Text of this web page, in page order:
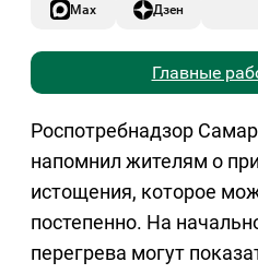
Max Дзен
Главные
Роспотребнадзор
напомнил жителям о
истощения, которое
постепенно. На
перегрева могут